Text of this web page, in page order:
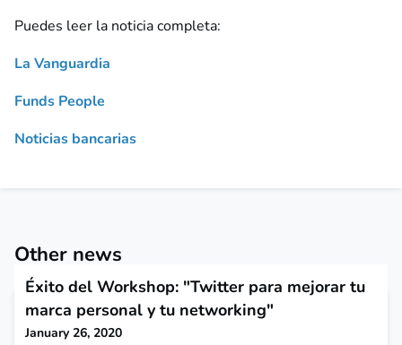
Puedes leer la noticia completa:
La Vanguardia
Funds People
Noticias bancarias
Other news
Éxito del Workshop: "Twitter para mejorar tu
marca personal y tu networking"
January 26, 2020